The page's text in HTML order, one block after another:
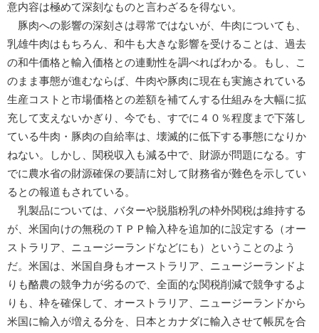
意内容は極めて深刻なものと言わざるを得ない。
豚肉への影響の深刻さは尋常ではないが、牛肉についても、
乳雄牛肉はもちろん、和牛も大きな影響を受けることは、過去
の和牛価格と輸入価格との連動性を調べればわかる。もし、こ
のまま事態が進むならば、牛肉や豚肉に現在も実施されている
生産コストと市場価格との差額を補てんする仕組みを大幅に拡
充して支えないかぎり、今でも、すでに４０％程度まで下落し
ている牛肉・豚肉の自給率は、壊滅的に低下する事態になりか
ねない。しかし、関税収入も減る中で、財源が問題になる。す
でに農水省の財源確保の要請に対して財務省が難色を示してい
るとの報道もされている。
乳製品については、バターや脱脂粉乳の枠外関税は維持する
が、米国向けの無税のＴＰＰ輸入枠を追加的に設定する（オー
ストラリア、ニュージーランドなどにも）ということのよう
だ。米国は、米国自身もオーストラリア、ニュージーランドよ
りも酪農の競争力が劣るので、全面的な関税削減で競争するよ
りも、枠を確保して、オーストラリア、ニュージーランドから
米国に輸入が増える分を、日本とカナダに輸入させて帳尻を合